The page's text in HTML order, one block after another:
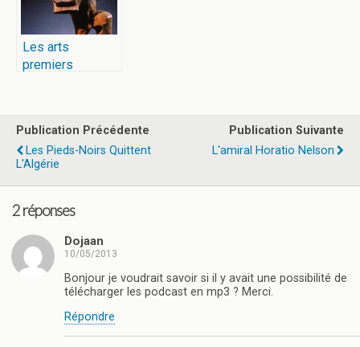
Les arts
premiers
Publication Précédente
Les Pieds-Noirs Quittent
L'Algérie
Publication Suivante
L'amiral Horatio Nelson
2 réponses
Dojaan
10/05/2013
Bonjour je voudrait savoir si il y avait une possibilité de
télécharger les podcast en mp3 ? Merci.
Répondre